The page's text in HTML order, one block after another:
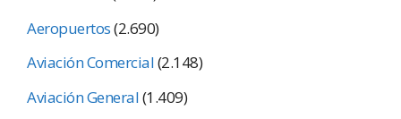
Aeropuertos(2.690)
Aviación Comercial(2.148)
Aviación General(1.409)